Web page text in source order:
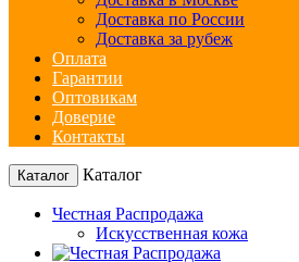
Доставка по России
Доставка за рубеж
Оплата
Гарантии
Оптовикам
Доверие
Контакты
Каталог Каталог
Честная Распродажа
Искусственная кожа